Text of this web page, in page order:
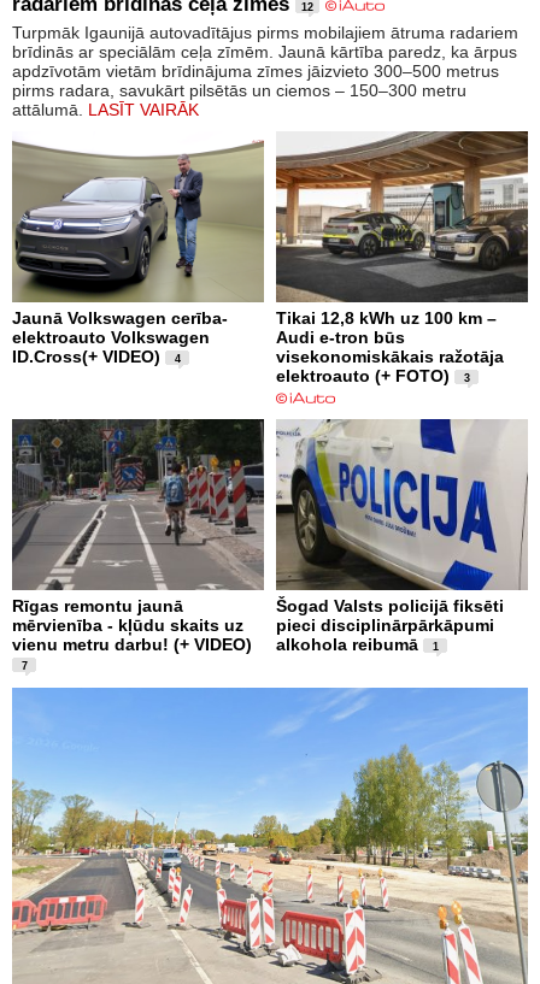
12
Turpmāk Igaunijā autovadītājus pirms mobilajiem ātruma radariem
brīdinās ar speciālām ceļa zīmēm. Jaunā kārtība paredz, ka ārpus
apdzīvotām vietām brīdinājuma zīmes jāizvieto 300–500 metrus
pirms radara, savukārt pilsētās un ciemos – 150–300 metru
attālumā. LASĪT VAIRĀK
Jaunā Volkswagen cerība-
elektroauto Volkswagen
ID.Cross(+ VIDEO)
4
Tikai 12,8 kWh uz 100 km –
Audi e-tron būs
visekonomiskākais ražotāja
elektroauto (+ FOTO)
3
Rīgas remontu jaunā
mērvienība - kļūdu skaits uz
vienu metru darbu! (+ VIDEO)
7
Šogad Valsts policijā fiksēti
pieci disciplinārpārkāpumi
alkohola reibumā
1